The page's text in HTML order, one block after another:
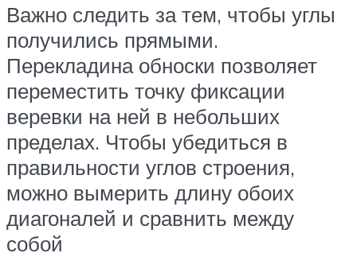
Важно следить за тем, чтобы углы
получились прямыми.
Перекладина обноски позволяет
переместить точку фиксации
веревки на ней в небольших
пределах. Чтобы убедиться в
правильности углов строения,
можно вымерить длину обоих
диагоналей и сравнить между
собой